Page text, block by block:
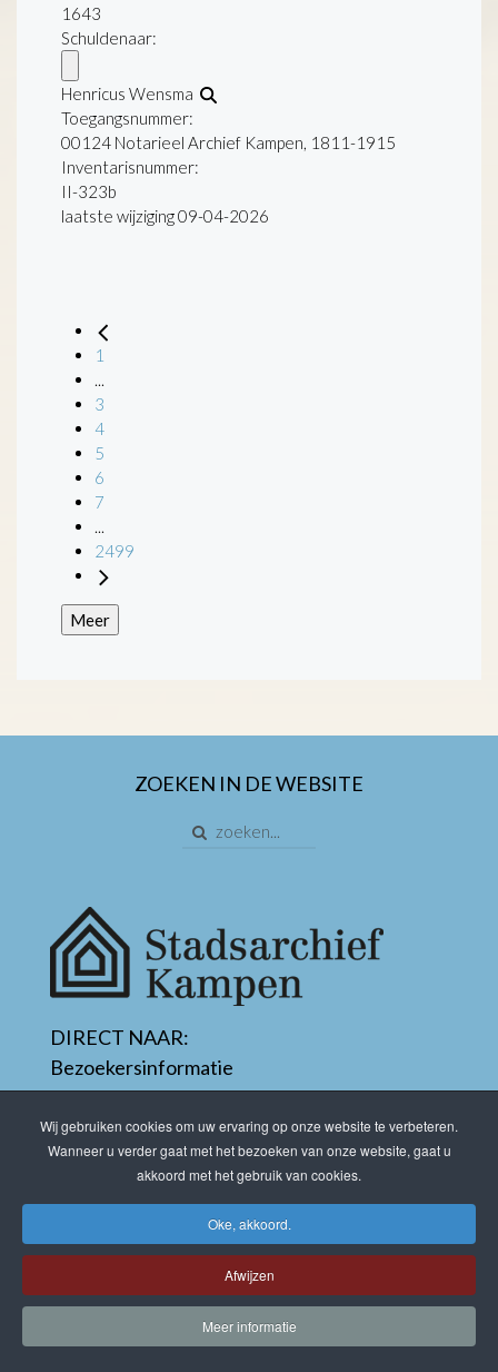
1643
Schuldenaar:
Henricus Wensma
Toegangsnummer:
00124 Notarieel Archief Kampen, 1811-1915
Inventarisnummer:
II-323b
laatste wijziging 09-04-2026
1
3
4
5
6
7
2499
Meer
ZOEKEN IN DE WEBSITE
DIRECT NAAR:
Bezoekersinformatie
Direct zoeken
Educatie
Laatste nieuws
STADSARCHIEF KAMPEN
info@stadsarchiefkampen.nl
T:038 - 3370770
Wij gebruiken cookies om uw ervaring op onze website te verbeteren.
Wanneer u verder gaat met het bezoeken van onze website, gaat u
akkoord met het gebruik van cookies.
Oke, akkoord.
Afwijzen
Meer informatie